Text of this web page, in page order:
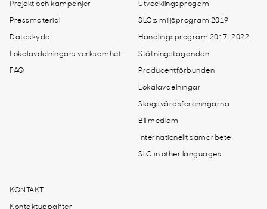
Projekt och kampanjer
Pressmaterial
Dataskydd
Lokalavdelningars verksamhet
FAQ
Utvecklingsprogam
SLC:s miljöprogram 2019
Handlingsprogram 2017-2022
Ställningstaganden
Producentförbunden
Lokalavdelningar
Skogsvårdsföreningarna
Bli medlem
Internationellt samarbete
SLC in other languages
KONTAKT
Kontaktuppgifter